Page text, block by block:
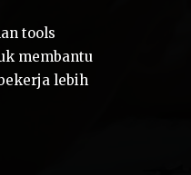
tools
membantu
lebih